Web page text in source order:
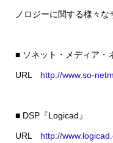
ノロジーに関する様々な
■ ソネット・メディア・
URL http://www.so-
■ DSP『Logicad』
URL http://